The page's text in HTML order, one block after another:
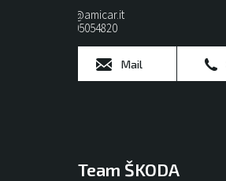
lisi@amicar.it
0805054820
Mail
Team ŠKODA